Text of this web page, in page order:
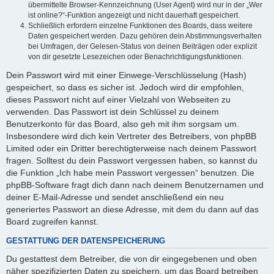
übermittelte Browser-Kennzeichnung (User Agent) wird nur in der „Wer
ist online?“-Funktion angezeigt und nicht dauerhaft gespeichert.
Schließlich erfordern einzelne Funktionen des Boards, dass weitere
Daten gespeichert werden. Dazu gehören dein Abstimmungsverhalten
bei Umfragen, der Gelesen-Status von deinen Beiträgen oder explizit
von dir gesetzte Lesezeichen oder Benachrichtigungsfunktionen.
Dein Passwort wird mit einer Einwege-Verschlüsselung (Hash)
gespeichert, so dass es sicher ist. Jedoch wird dir empfohlen,
dieses Passwort nicht auf einer Vielzahl von Webseiten zu
verwenden. Das Passwort ist dein Schlüssel zu deinem
Benutzerkonto für das Board, also geh mit ihm sorgsam um.
Insbesondere wird dich kein Vertreter des Betreibers, von phpBB
Limited oder ein Dritter berechtigterweise nach deinem Passwort
fragen. Solltest du dein Passwort vergessen haben, so kannst du
die Funktion „Ich habe mein Passwort vergessen“ benutzen. Die
phpBB-Software fragt dich dann nach deinem Benutzernamen und
deiner E-Mail-Adresse und sendet anschließend ein neu
generiertes Passwort an diese Adresse, mit dem du dann auf das
Board zugreifen kannst.
GESTATTUNG DER DATENSPEICHERUNG
Du gestattest dem Betreiber, die von dir eingegebenen und oben
näher spezifizierten Daten zu speichern, um das Board betreiben